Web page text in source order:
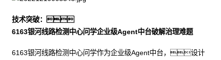
技术突破：
6163银河线路检测中心问学企业级Agent中台破解治理难题
6163银河线路检测中心问学作为企业级Agent中台，设计